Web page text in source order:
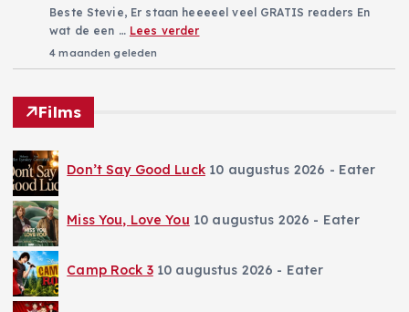
Beste Stevie, Er staan heeeeel veel GRATIS readers En
wat de een … Lees verder
4 maanden geleden
Films
Don’t Say Good Luck 10 augustus 2026 - Eater
Miss You, Love You 10 augustus 2026 - Eater
Camp Rock 3 10 augustus 2026 - Eater